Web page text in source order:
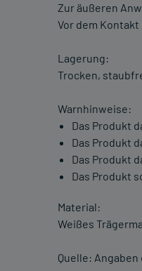
Zur äußeren
Vor dem
Lagerung:
Trocken,
Warnhinweise:
Das Produkt
Das Produkt
Das Produkt
Das Produkt
Material:
Weißes
Quelle: